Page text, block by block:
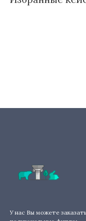
У нас Вы можете